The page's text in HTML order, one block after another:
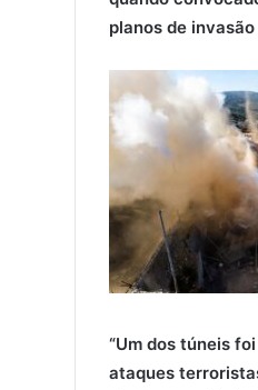
planos de invasão
“Um dos túneis
ataques